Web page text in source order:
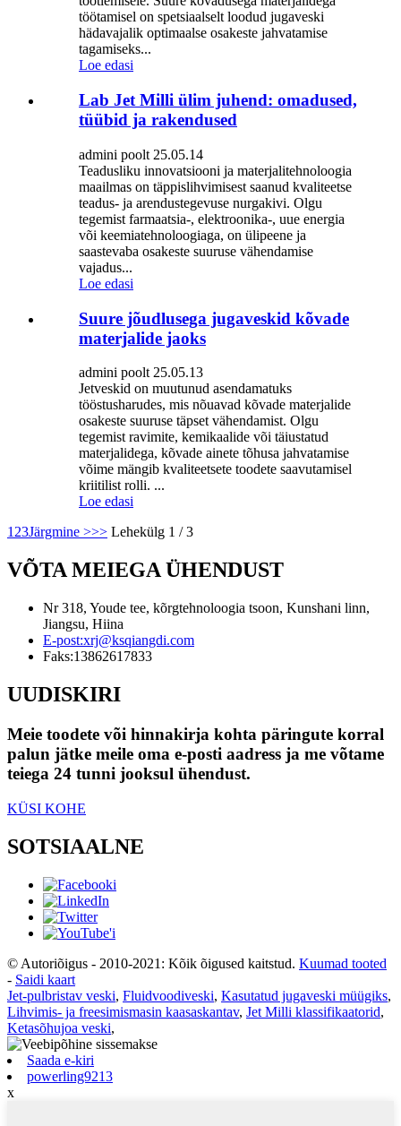
töötamisel on spetsiaalselt loodud jugaveski
hädavajalik optimaalse osakeste jahvatamise
tagamiseks...
Loe edasi
Lab Jet Milli ülim juhend: omadused,
tüübid ja rakendused
admini poolt 25.05.14
Teadusliku innovatsiooni ja materjalitehnoloogia
maailmas on täppislihvimisest saanud kvaliteetse
teadus- ja arendustegevuse nurgakivi. Olgu
tegemist farmaatsia-, elektroonika-, uue energia
või keemiatehnoloogiaga, on ülipeene ja
saastevaba osakeste suuruse vähendamise
vajadus...
Loe edasi
Suure jõudlusega jugaveskid kõvade
materjalide jaoks
admini poolt 25.05.13
Jetveskid on muutunud asendamatuks
tööstusharudes, mis nõuavad kõvade materjalide
osakeste suuruse täpset vähendamist. Olgu
tegemist ravimite, kemikaalide või täiustatud
materjalidega, kõvade ainete tõhusa jahvatamise
võime mängib kvaliteetsete toodete saavutamisel
kriitilist rolli. ...
Loe edasi
1 23Järgmine >>> Lehekülg 1 / 3
VÕTA MEIEGA ÜHENDUST
Nr 318, Youde tee, kõrgtehnoloogia tsoon, Kunshani linn,
Jiangsu, Hiina
E-post:xrj@ksqiangdi.com
Faks:13862617833
UUDISKIRI
Meie toodete või hinnakirja kohta päringute korral
palun jätke meile oma e-posti aadress ja me võtame
teiega 24 tunni jooksul ühendust.
KÜSI KOHE
SOTSIAALNE
© Autoriõigus - 2010-2021: Kõik õigused kaitstud. Kuumad tooted
- Saidi kaart
Jet-pulbristav veski, Fluidvoodiveski, Kasutatud jugaveski müügiks,
Lihvimis- ja freesimismasin kaasaskantav, Jet Milli klassifikaatorid,
Ketasõhujoa veski,
Saada e-kiri
powerling9213
x